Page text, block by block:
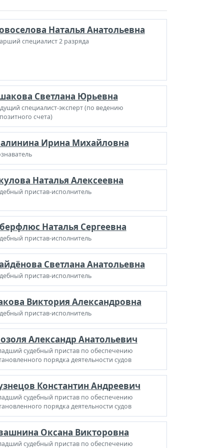
Наталья Анатольевна
специалист 2 разряда
Светлана Юрьевна
специалист-эксперт (по ведению
счета)
Ирина Михайловна
Наталья Алексеевна
пристав-исполнитель
Наталья Сергеевна
пристав-исполнитель
Светлана Анатольевна
пристав-исполнитель
Виктория Александровна
пристав-исполнитель
Александр Анатольевич
судебный пристав по обеспечению
порядка деятельности судов
Константин Андреевич
судебный пристав по обеспечению
порядка деятельности судов
Оксана Викторовна
судебный пристав по обеспечению